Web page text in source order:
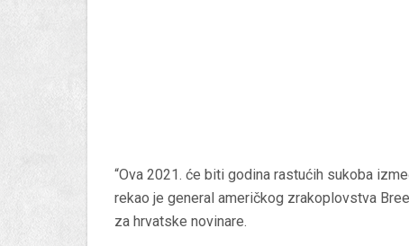
“Ova 2021. će biti godina rastućih sukoba
rekao je general američkog zrakoplovstva
za hrvatske novinare.